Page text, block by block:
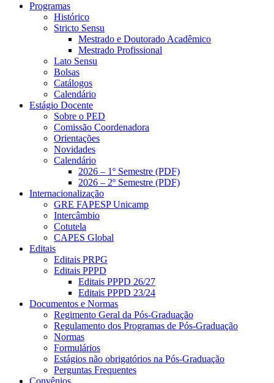
Programas
Histórico
Stricto Sensu
Mestrado e Doutorado Acadêmico
Mestrado Profissional
Lato Sensu
Bolsas
Catálogos
Calendário
Estágio Docente
Sobre o PED
Comissão Coordenadora
Orientações
Novidades
Calendário
2026 – 1º Semestre (PDF)
2026 – 2º Semestre (PDF)
Internacionalização
GRE FAPESP Unicamp
Intercâmbio
Cotutela
CAPES Global
Editais
Editais PRPG
Editais PPPD
Editais PPPD 26/27
Editais PPPD 23/24
Documentos e Normas
Regimento Geral da Pós-Graduação
Regulamento dos Programas de Pós-Graduação
Normas
Formulários
Estágios não obrigatórios na Pós-Graduação
Perguntas Frequentes
Convênios